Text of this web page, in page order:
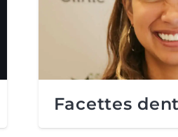
Facettes